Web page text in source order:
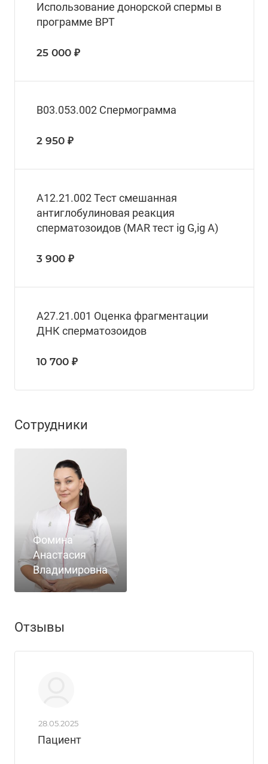
Использование донорской спермы в
программе ВРТ
25 000 ₽
B03.053.002 Спермограмма
2 950 ₽
А12.21.002 Тест смешанная
антиглобулиновая реакция
сперматозоидов (MAR тест ig G,ig A)
3 900 ₽
А27.21.001 Оценка фрагментации
ДНК сперматозоидов
10 700 ₽
Сотрудники
Фомина
Анастасия
Владимировна
Отзывы
28.05.2025
Пациент